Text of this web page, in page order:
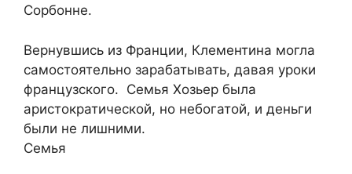
Сорбонне.
Вернувшись из Франции, Клементина могла
самостоятельно зарабатывать, давая уроки
французского. Семья Хозьер была
аристократической, но небогатой, и деньги
были не лишними.
Семья